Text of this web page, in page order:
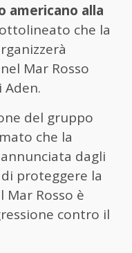
americano alla
che la
Mar Rosso
del gruppo
che la
dagli
proteggere la
Rosso è
contro il